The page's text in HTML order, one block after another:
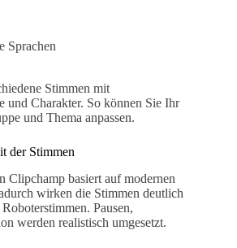
Sprachen
Stimmen mit
und Charakter. So können Sie Ihr
und Thema anpassen.
der Stimmen
Clipchamp basiert auf modernen
wirken die Stimmen deutlich
Pausen,
werden realistisch umgesetzt.